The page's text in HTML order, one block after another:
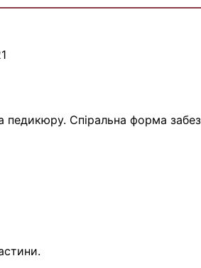
Спіральна форма